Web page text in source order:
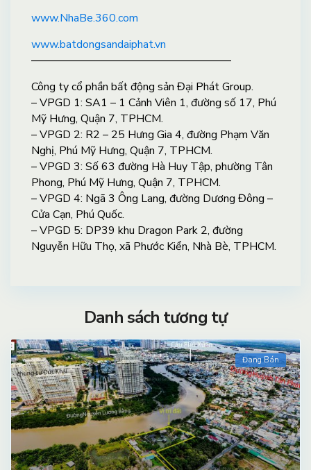
www.NhaBe.360.com
www.batdongsandaiphat.vn
——————————————————
Công ty cổ phần bất động sản Đại Phát Group.
– VPGD 1: SA1 – 1 Cảnh Viên 1, đường số 17, Phú
Mỹ Hưng, Quận 7, TPHCM.
– VPGD 2: R2 – 25 Hưng Gia 4, đường Phạm Văn
Nghị, Phú Mỹ Hưng, Quận 7, TPHCM.
– VPGD 3: Số 63 đường Hà Huy Tập, phường Tân
Phong, Phú Mỹ Hưng, Quận 7, TPHCM.
– VPGD 4: Ngã 3 Ông Lang, đường Dương Đông –
Cửa Cạn, Phú Quốc.
– VPGD 5: DP39 khu Dragon Park 2, đường
Nguyễn Hữu Thọ, xã Phước Kiển, Nhà Bè, TPHCM.
Danh sách tương tự
Đang Bán